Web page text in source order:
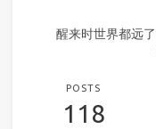
醒来时世界都远
POSTS
118